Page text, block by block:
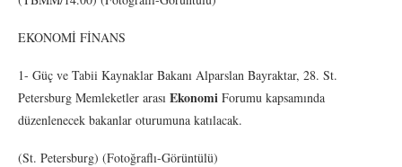
EKONOMİ FİNANS
1- Güç ve Tabii Kaynaklar Bakanı Alparslan Bayraktar, 28. St.
Petersburg Memleketler arası Ekonomi Forumu kapsamında
düzenlenecek bakanlar oturumuna katılacak.
(St. Petersburg) (Fotoğraflı-Görüntülü)